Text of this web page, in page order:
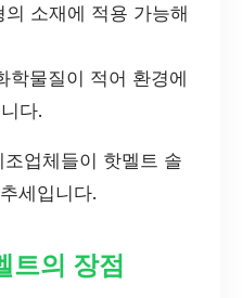
의 소재에 적용 가능해
학물질이 적어 환경에
다.
업체들이 핫멜트 솔
세입니다.
트의 장점